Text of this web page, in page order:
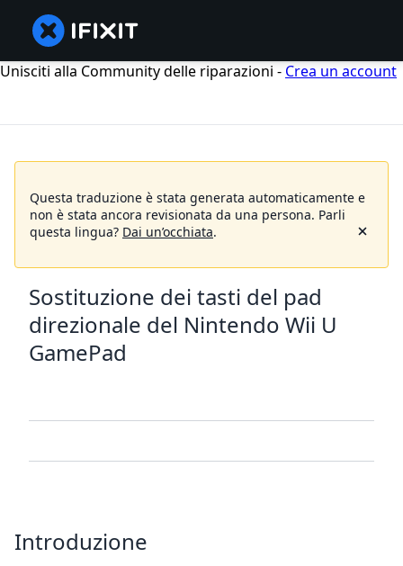
Unisciti alla Community delle riparazioni - Crea un account
Questa traduzione è stata generata automaticamente e
non è stata ancora revisionata da una persona. Parli
questa lingua? Dai un’occhiata.
Sostituzione dei tasti del pad
direzionale del Nintendo Wii U
GamePad
Introduzione